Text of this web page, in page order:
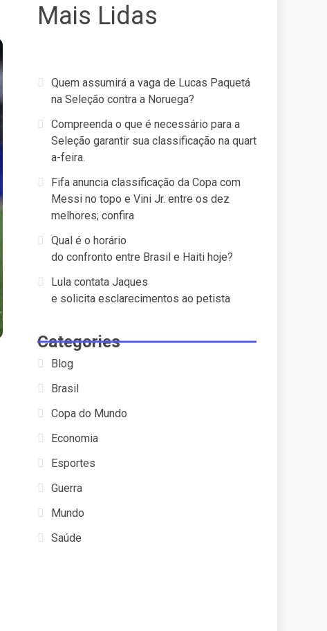
Mais Lidas
Quem assumirá a vaga de Lucas Paquetá
na Seleção contra a Noruega?
Compreenda o que é necessário para a
Seleção garantir sua classificação na quart
a-feira.
Fifa anuncia classificação da Copa com
Messi no topo e Vini Jr. entre os dez
melhores; confira
Qual é o horário
do confronto entre Brasil e Haiti hoje?
Lula contata Jaques
e solicita esclarecimentos ao petista
Categories
Blog
Brasil
Copa do Mundo
Economia
Esportes
Guerra
Mundo
Saúde